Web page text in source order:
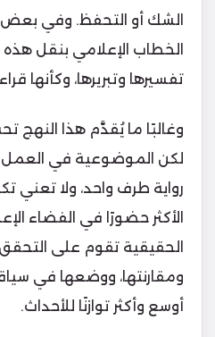
الشك أو التحفظ. وفي بعض
الخطاب الإعلامي بنقل هذه
تفسيرها وتبريرها، وكأنها
وغالبًا ما يُقدَّم هذا النهج
لكن الموضوعية في العمل
رواية طرف واحد، ولا تعني
الأكثر حضورًا في الفضاء
الحقيقية تقوم على
ومقارنتها، ووضعها في
أوسع وأكثر توازنًا للأحداث.